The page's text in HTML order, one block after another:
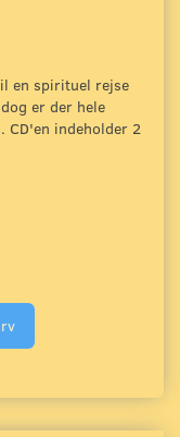
en spirituel rejse
er der hele
CD'en indeholder 2